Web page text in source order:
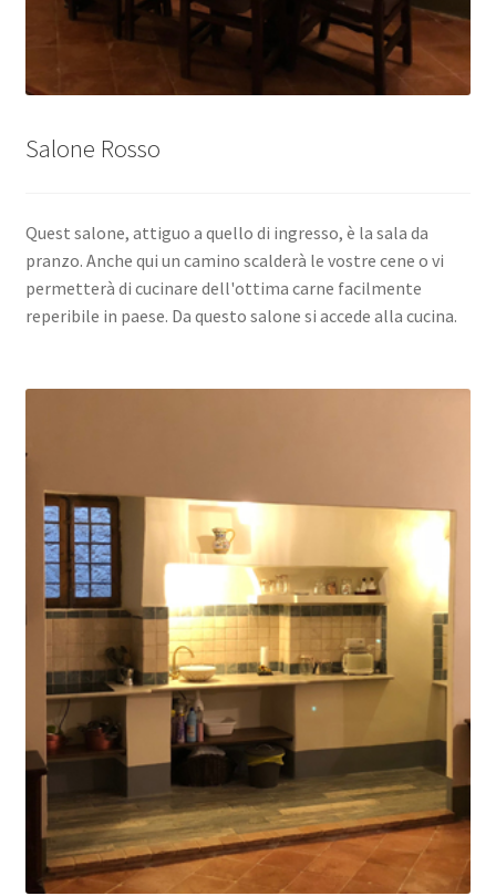
Salone Rosso
Quest salone, attiguo a quello di ingresso, è la sala da
pranzo. Anche qui un camino scalderà le vostre cene o vi
permetterà di cucinare dell'ottima carne facilmente
reperibile in paese. Da questo salone si accede alla cucina.